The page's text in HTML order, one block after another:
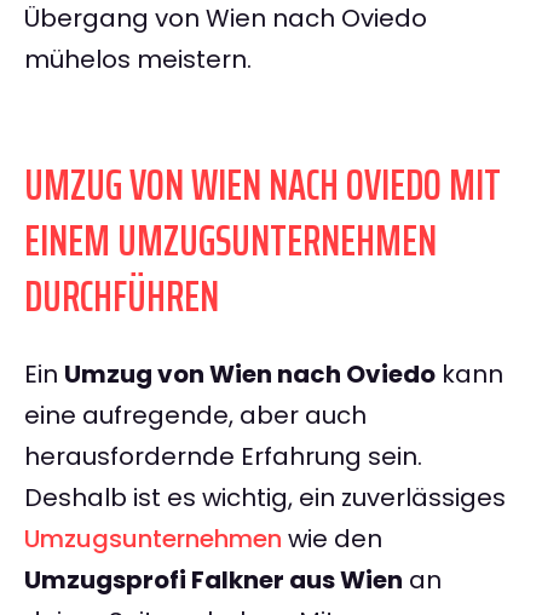
Übergang von Wien nach Oviedo
mühelos meistern.
UMZUG VON WIEN NACH OVIEDO MIT
EINEM UMZUGSUNTERNEHMEN
DURCHFÜHREN
Ein Umzug von Wien nach Oviedo kann
eine aufregende, aber auch
herausfordernde Erfahrung sein.
Deshalb ist es wichtig, ein zuverlässiges
Umzugsunternehmen wie den
Umzugsprofi Falkner aus Wien an